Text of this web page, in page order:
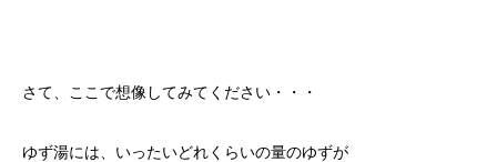
さて、ここで想像してみてください・・・
ゆず湯には、いったいどれくらいの量のゆずが